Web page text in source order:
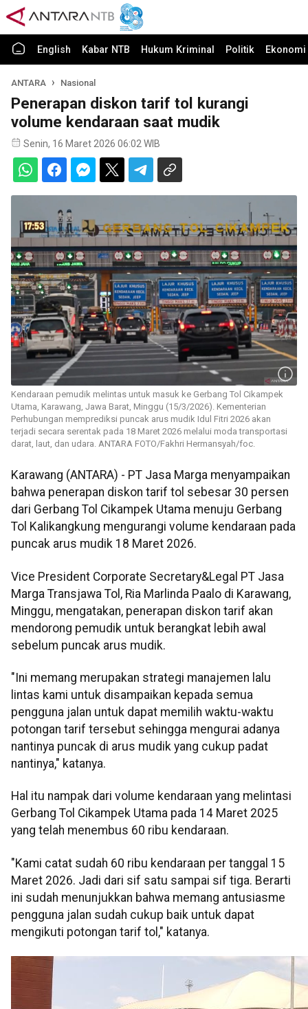
English Kabar NTB Hukum Kriminal Politik
ANTARA Nasional
Penerapan diskon tarif tol kurangi
volume kendaraan saat mudik
Senin, 16 Maret 2026 06:02 WIB
Kendaraan pemudik melintas untuk masuk ke Gerbang Tol Cikampek
Utama, Karawang, Jawa Barat, Minggu (15/3/2026). Kementerian
Perhubungan memprediksi puncak arus mudik Idul Fitri 2026 akan
terjadi secara serentak pada 18 Maret 2026 melalui moda transportasi
darat, laut, dan udara. ANTARA FOTO/Fakhri Hermansyah/foc.
Karawang (ANTARA) - PT Jasa Marga menyampaikan
bahwa penerapan diskon tarif tol sebesar 30 persen
dari Gerbang Tol Cikampek Utama menuju Gerbang
Tol Kalikangkung mengurangi volume kendaraan pada
puncak arus mudik 18 Maret 2026.
Vice President Corporate Secretary&Legal PT Jasa
Marga Transjawa Tol, Ria Marlinda Paalo di Karawang,
Minggu, mengatakan, penerapan diskon tarif akan
mendorong pemudik untuk berangkat lebih awal
sebelum puncak arus mudik.
"Ini memang merupakan strategi manajemen lalu
lintas kami untuk disampaikan kepada semua
pengguna jalan untuk dapat memilih waktu-waktu
potongan tarif tersebut sehingga mengurai adanya
nantinya puncak di arus mudik yang cukup padat
nantinya," katanya.
Hal itu nampak dari volume kendaraan yang melintasi
Gerbang Tol Cikampek Utama pada 14 Maret 2025
yang telah menembus 60 ribu kendaraan.
"Kami catat sudah 60 ribu kendaraan per tanggal 15
Maret 2026. Jadi dari sif satu sampai sif tiga. Berarti
ini sudah menunjukkan bahwa memang antusiasme
pengguna jalan sudah cukup baik untuk dapat
mengikuti potongan tarif tol," katanya.